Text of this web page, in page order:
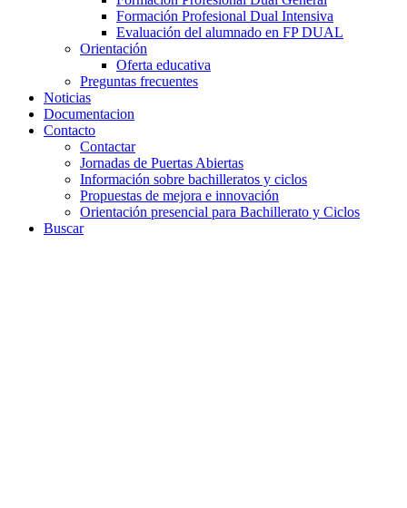
Formación Profesional Dual Intensiva
Evaluación del alumnado en FP DUAL
Orientación
Oferta educativa
Preguntas frecuentes
Noticias
Documentacion
Contacto
Contactar
Jornadas de Puertas Abiertas
Información sobre bachilleratos y ciclos
Propuestas de mejora e innovación
Orientación presencial para Bachillerato y Ciclos
Buscar